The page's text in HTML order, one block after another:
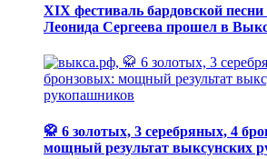
XIX фестиваль бардовской
Леонида Сергеева прошел в
🥋 6 золотых, 3 серебряных, 4
мощный результат выксунских